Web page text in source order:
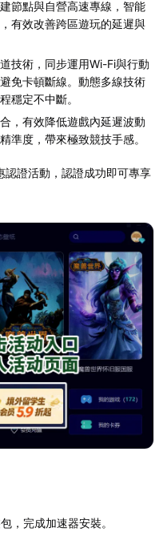
節點與自營高速專線，智能
有效改善跨區遊玩的延遲與
道技術，同步運用Wi-Fi與行動
免卡頓斷線。動態多線技術
穩定不中斷。
，有效降低遊戲內延遲波動
準度，帶來極致競技手感。
認證活動，認證成功即可專享
，完成加速器安裝。